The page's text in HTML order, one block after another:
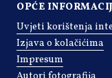
OPĆE
Uvjeti korištenja
Izjava o kolačićima
Impresum